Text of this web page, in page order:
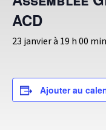
ACD
23 janvier à 19 h 00 min
Ajouter au